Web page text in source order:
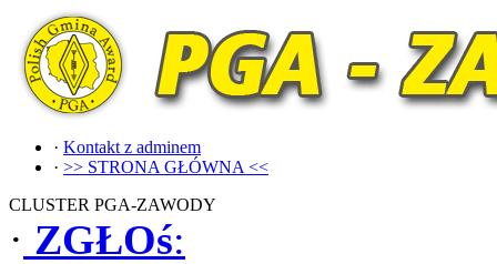
· Kontakt z adminem
· >> STRONA GŁÓWNA <<
CLUSTER PGA-ZAWODY
· ZGŁOś: